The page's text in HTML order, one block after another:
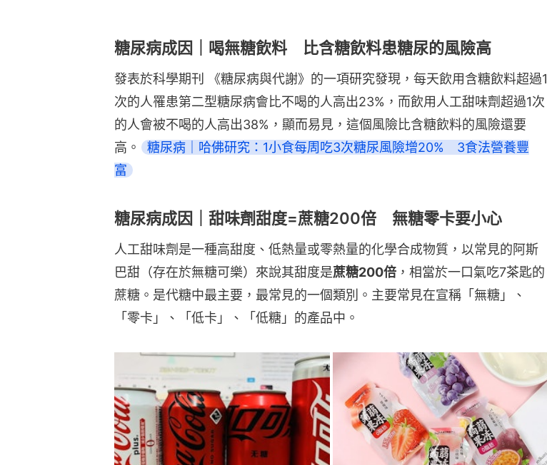
糖尿病成因｜喝無糖飲料 比含糖飲料患糖尿的風險高
發表於科學期刊 《糖尿病與代謝》的一項研究發現，每天飲用含糖飲料超過1
次的人罹患第二型糖尿病會比不喝的人高出23%，而飲用人工甜味劑超過1次
的人會被不喝的人高出38%，顯而易見，這個風險比含糖飲料的風險還要
高。
糖尿病｜哈佛研究：1小食每周吃3次糖尿風險增20%　3食法營養豐
富
糖尿病成因｜甜味劑甜度=蔗糖200倍 無糖零卡要小心
人工甜味劑是一種高甜度、低熱量或零熱量的化學合成物質，以常見的阿斯
巴甜（存在於無糖可樂）來說其甜度是蔗糖200倍 ，相當於一口氣吃7茶匙的
蔗糖。是代糖中最主要，最常見的一個類別。主要常見在宣稱「無糖」、
「零卡」、「低卡」、「低糖」的產品中。